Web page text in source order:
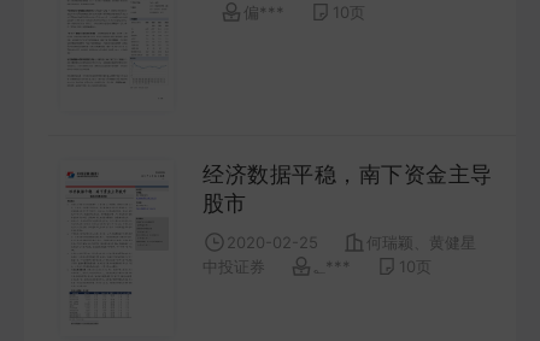
偏***
10 页
经济数据平稳，南下资金主导
股市
2020-02-25
何瑞颖、黄健星
中投证券
؂*** 10 页